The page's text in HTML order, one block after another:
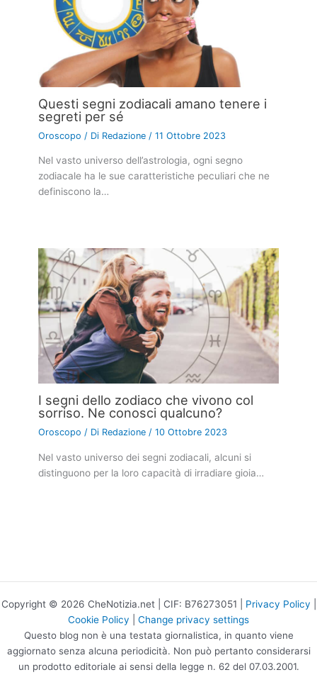
Articolo precedente
Articoli correlati
I segni zodiacali che vorrebbero
partecipare al dating show “uomini e
donne”
Oroscopo/ DiClelia Alminerva 17 Ottobre 2023
Nel mondo affascinante e spesso imprevedibile del
dating show “Uomini e Donne”, ogni stagione offre
Questi segni zodiacali sanno come fare
soldi. Ne conoscete qualcuno?
Oroscopo Clelia Alminerva/ 12 Ottobre 2023
L’astrologia ha da sempre affascinato milioni di
persone in tutto il mondo, influenzando le scelte